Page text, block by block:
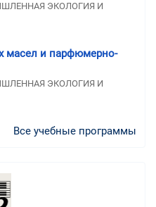
ЭКОЛОГИЯ И
масел и парфюмерно-
ЭКОЛОГИЯ И
Все учебные программы